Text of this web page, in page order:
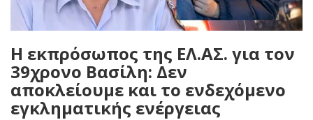
Η εκπρόσωπος της ΕΛ.ΑΣ. για τον
39χρονο Βασίλη: Δεν
αποκλείουμε και το ενδεχόμενο
εγκληματικής ενέργειας